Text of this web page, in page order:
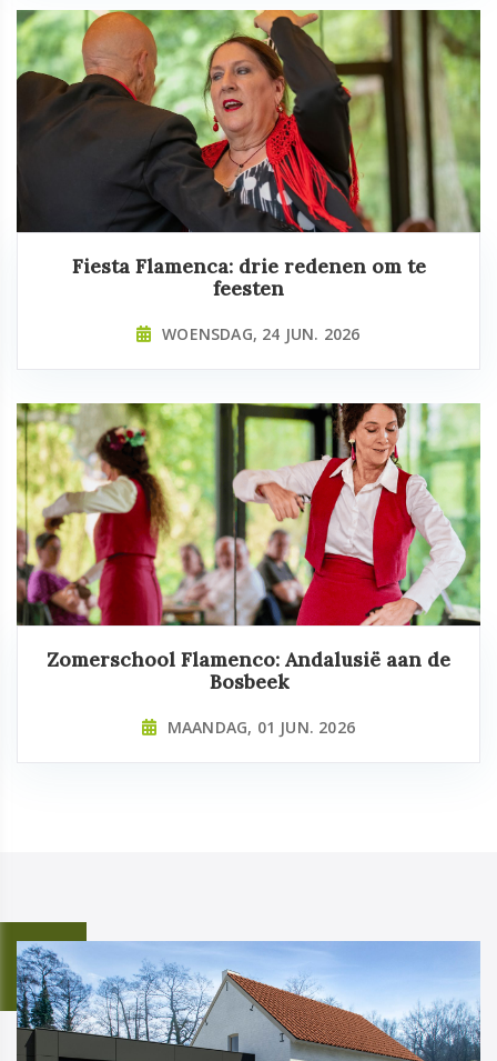
Fiesta Flamenca: drie redenen om te
feesten
WOENSDAG, 24 JUN. 2026
Zomerschool Flamenco: Andalusië aan de
Bosbeek
MAANDAG, 01 JUN. 2026